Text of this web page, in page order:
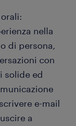
nella
di persona,
con
solide ed
e-mail
a